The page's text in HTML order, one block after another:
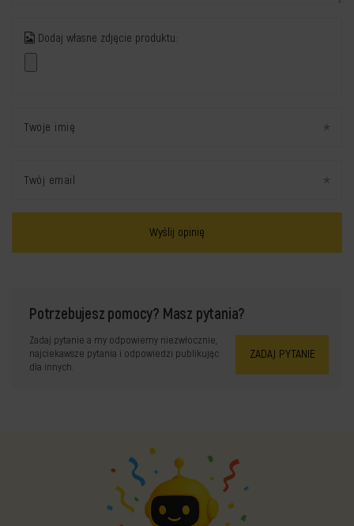
Dodaj własne zdjęcie produktu:
Twoje imię
Twój email
Wyślij opinię
Potrzebujesz pomocy? Masz pytania?
Zadaj pytanie a my odpowiemy niezwłocznie,
najciekawsze pytania i odpowiedzi publikując
dla innych.
ZADAJ PYTANIE